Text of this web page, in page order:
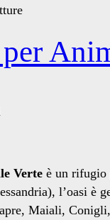
Verte è un rifugio
l’oasi è
Maiali,